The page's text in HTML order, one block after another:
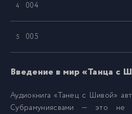
4 004
5 005
006
7 007
Введение в мир «Танца с
Аудиокнига «Танец с Шивой»
Субрамуниясвами — это не